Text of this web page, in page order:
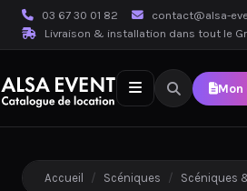
03 67 30 01 82
contact@alsa-
Livraison & installation dans tout le
Mon
Accueil / Scéniques / Scéniques